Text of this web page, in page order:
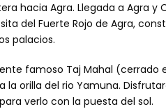
hacia Agra. Llegada a Agra y
Rojo de Agra,
palacios.
famoso Taj Mahal (cerrado
orilla del rio Yamuna.
verlo con la puesta del sol.